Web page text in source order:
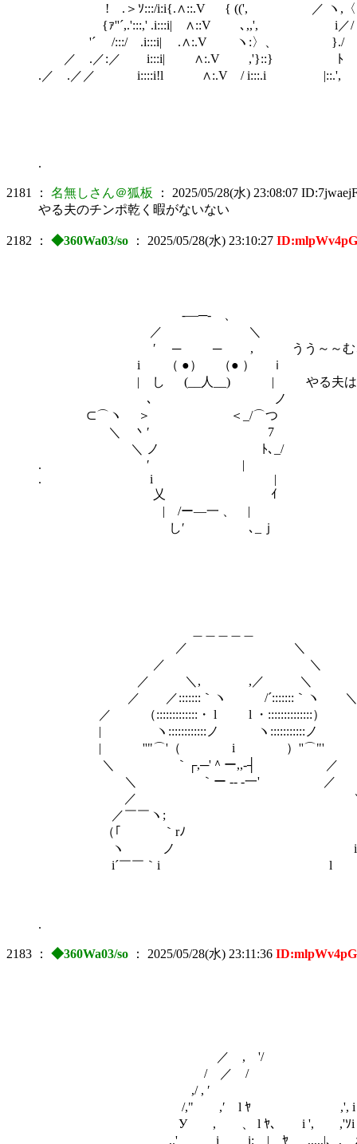
! .＞ｿ:::/i:i{.∧::.V { ((', ／ ヽ,〈｀
{ｧ''´,.':::,' .i:::i| ∧::V ゝ､,,', i／/
'´ /:::/ .i:::i| .∧:.V ヽ:〉、 }./
／ .／:／ i:::i| ∧:.V ,'}::}
.／ .／／ i::::i!l ∧:.V / i:::.i
.
2181 ： 名無しさん＠狐板 ： 2025/05/28(水) 23:08:07
やる夫のチンポ乾く暇がないない
2182 ： ◆360Wa03/so ： 2025/05/28(水) 23:10:27 ID:mlpWv4pG
-―─- 、
／ ＼
′ ─ ─ , うう～～む、大きな事
i （ ●） （● ） ｉ
| し (__人__) | やる夫はこれ以
､ ノ
⊂⌒ヽ ＞ ＜_/⌒つ
＼ 丶′ 7
＼ ノ ﾄ､_/
. ′ |
. i |
乂 ｲ
| /ー―一 、 |
し′ ､_ｊ
／ ＼
／ ＼
／ ＼, ,／ ＼ ……わ
／ ／:::::::｀ヽ /´:::::::｀ヽ ＼
／ （:::::::::::::・ l l ・::::::::::::::）
| ヽ::::::::::::ノ ヽ:::::::::::
| ''"⌒'（ i ）''⌒"'
＼ ｀┌,─'＾ー,,-┤ ／
＼ ｀ー -- -一' ／
／
／￣￣ヽ;
（｢ ｀rﾉ
ヽ ノ i
i´￣￣｀i l
.
2183 ： ◆360Wa03/so ： 2025/05/28(水) 23:11:36 ID:mlpWv4pG
／ , '/ ' , ＼
/ ／ /
,/ , ′
/," ,′ l ﾔ ,', i i}
У , 、 l ﾔ、 i ', ,'ｿi
,.' i i;__|__ﾔ___,,,,,|、, ﾒi､､